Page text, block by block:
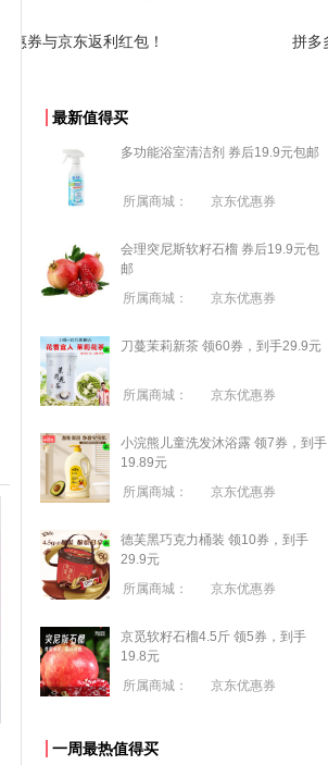
拼多多优惠券+拼多多返利
最新值得买
多功能浴室清洁剂 券后19.9元包邮
所属商城： 京东优惠券
会理突尼斯软籽石榴 券后19.9元包
邮
所属商城：
京东优惠券
刀蔓茉莉新茶 领60券，到手29.9元
所属商城： 京东优惠券
小浣熊儿童洗发沐浴露 领7券，到手
19.89元
所属商城：
京东优惠券
德芙黑巧克力桶装 领10券，到手
29.9元
所属商城：
京东优惠券
京觅软籽石榴4.5斤 领5券，到手
19.8元
所属商城：
京东优惠券
一周最热值得买